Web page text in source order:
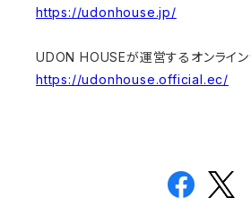
https://udonhouse.jp/
UDON HOUSEが運営するオンライ
https://udonhouse.official.ec/